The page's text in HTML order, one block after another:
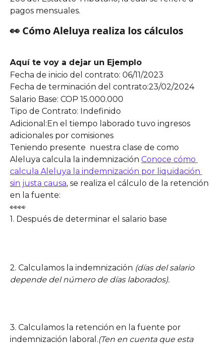
pagos mensuales.
👀 Cómo Aleluya realiza los cálculos
Aquí te voy a dejar un Ejemplo
Fecha de inicio del contrato: 06/11/2023
Fecha de terminación del contrato:23/02/2024
Salario Base: COP 15.000.000
Tipo de Contrato: Indefinido
Adicional:En el tiempo laborado tuvo ingresos
adicionales por comisiones
Teniendo presente  nuestra clase de como
Aleluya calcula la indemnización Conoce cómo
calcula Aleluya la indemnización por liquidación
sin justa causa, se realiza el cálculo de la retención
en la fuente:
👀👀
1. Después de determinar el salario base
2. Calculamos la indemnización (días del salario
depende del número de días laborados).
3. Calculamos la retención en la fuente por
indemnización laboral.(Ten en cuenta que esta